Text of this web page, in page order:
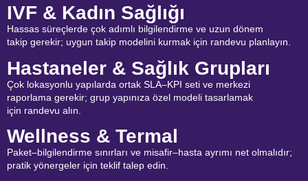
IVF & Kadın Sağlığı
Hassas süreçlerde çok adımlı bilgilendirme ve uzun dönem
takip gerekir; uygun takip modelini kurmak için randevu planlayın.
Hastaneler & Sağlık Grupları
Çok lokasyonlu yapılarda ortak SLA–KPI seti ve merkezi
raporlama gerekir; grup yapınıza özel modeli tasarlamak
için randevu alın.
Wellness & Termal
Paket–bilgilendirme sınırları ve misafir–hasta ayrımı net olmalıdır;
pratik yönergeler için teklif talep edin.